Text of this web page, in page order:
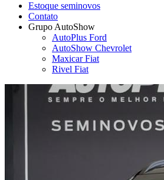
Estoque seminovos
Contato
Grupo AutoShow
AutoPlus Ford
AutoShow Chevrolet
Maxicar Fiat
Rivel Fiat